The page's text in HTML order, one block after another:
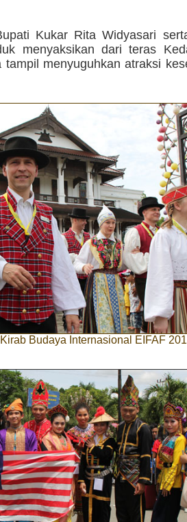
Kukar Rita Widyasari
menyaksikan dari teras
menyuguhkan atraksi
Budaya Internasional EIFAF